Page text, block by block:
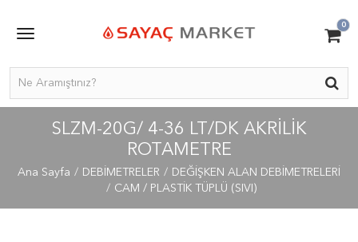
0
SLZM-20G/ 4-36 LT/DK AKRILIK
ROTAMETRE
Ana Sayfa DEBİMETRELER
DEĞİŞKEN ALAN DEBİMETRELERİ
CAM / PLASTİK TÜPLÜ (SIVI)